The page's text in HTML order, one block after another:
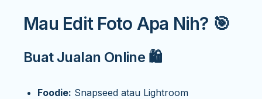
Mau Edit Foto Apa Nih? 🎯
Buat Jualan Online 🛍️
Foodie: Snapseed atau Lightroom